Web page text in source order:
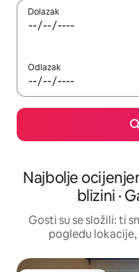
Dolazak
Odlazak
Najbolje
blizini ·
Gosti su se složili: ti
pogledu